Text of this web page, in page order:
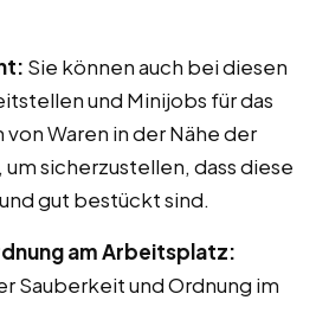
Sie können auch bei diesen
und Minijobs für das
Waren in der Nähe der
um sicherzustellen, dass diese
gut bestückt sind.
am Arbeitsplatz:
Sauberkeit und Ordnung im